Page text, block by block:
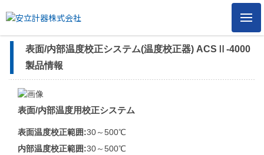
メ
ニ
ュ
ー
表面/内部温度校正システム(温度校正器) ACSⅡ-4000
製品情報
表面/内部温度用校正システム
表面温度校正範囲:30～500℃
内部温度校正範囲:30～500℃